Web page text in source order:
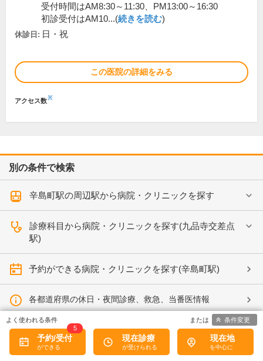
受付時間はAM8:30～11:30、PM13:00～16:30
初診受付はAM10...(続きを読む)
休診日: 日・祝
この医院の詳細をみる
アクセス数※
別の条件で検索
辛島町駅の周辺駅から病院・クリニックを探す
診療科目から病院・クリニックを探す(九品寺交差点
駅)
予約ができる病院・クリニックを探す(辛島町駅)
各都道府県の休日・夜間診療、救急、当番医情報
予約/受付
5
現在診療 現在地
条件変更